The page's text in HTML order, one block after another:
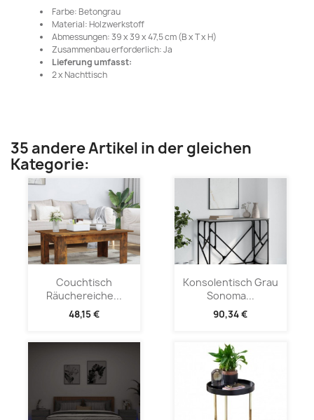
Farbe: Betongrau
Material: Holzwerkstoff
Abmessungen: 39 x 39 x 47,5 cm (B x T x H)
Zusammenbau erforderlich: Ja
Lieferung umfasst:
2 x Nachttisch
35 andere Artikel in der gleichen
Kategorie:
Couchtisch
Räuchereiche...
48,15 €
Konsolentisch Grau
Sonoma...
90,34 €